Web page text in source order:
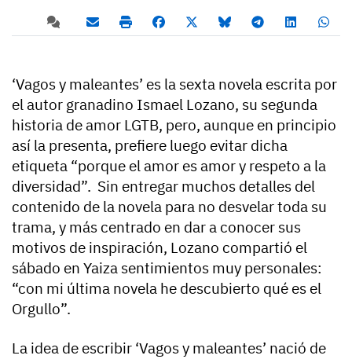
‘Vagos y maleantes’ es la sexta novela escrita por
el autor granadino Ismael Lozano, su segunda
historia de amor LGTB, pero, aunque en principio
así la presenta, prefiere luego evitar dicha
etiqueta “porque el amor es amor y respeto a la
diversidad”. Sin entregar muchos detalles del
contenido de la novela para no desvelar toda su
trama, y más centrado en dar a conocer sus
motivos de inspiración, Lozano compartió el
sábado en Yaiza sentimientos muy personales:
“con mi última novela he descubierto qué es el
Orgullo”.
La idea de escribir ‘Vagos y maleantes’ nació de